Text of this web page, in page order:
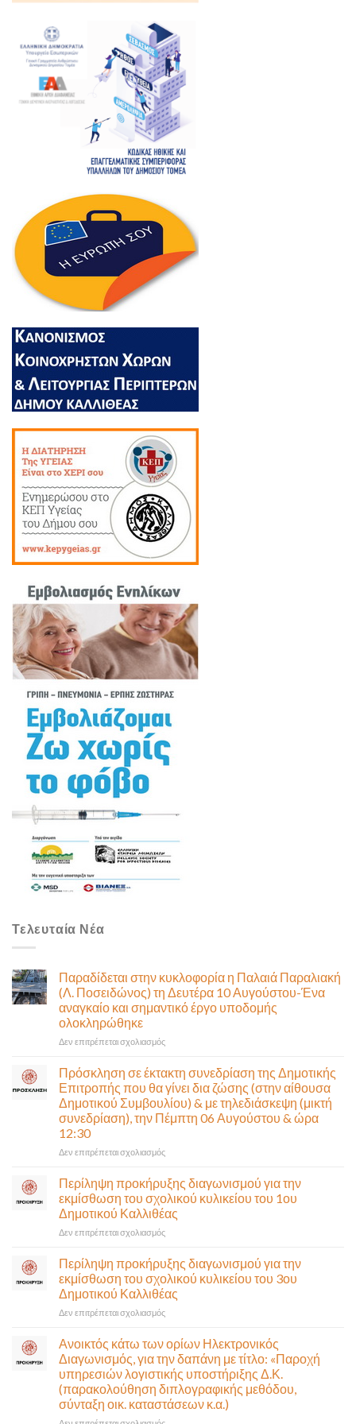
Τελευταία Νέα
Παραδίδεται στην κυκλοφορία η Παλαιά Παραλιακή
(Λ. Ποσειδώνος) τη Δευτέρα 10 Αυγούστου-Ένα
αναγκαίο και σημαντικό έργο υποδομής
ολοκληρώθηκε
Δεν επιτρέπεται σχολιασμόςστο
κυκλοφορία
η
Παλαιά
Παραλιακή
Ποσειδώνος)
10
Αυγούστου-
Ένα
αναγκαίο
σημαντικό
έργο
υποδομής
ολοκληρώθηκε
Πρόσκληση σε έκτακτη συνεδρίαση της Δημοτικής
Επιτροπής που θα γίνει δια ζώσης (στην αίθουσα
Δημοτικού Συμβουλίου) & με τηλεδιάσκεψη (μικτή
συνεδρίαση), την Πέμπτη 06 Αυγούστου & ώρα
12:30
Δεν επιτρέπεται σχολιασμόςστο
σε
έκτακτη
συνεδρίαση
της
Δημοτικής
που
θα
γίνει
δια
ζώσης
αίθουσα
Δημοτικού
Συμβουλίου)
&
με
τηλεδιάσκεψη
(μικτή
Περίληψη προκήρυξης διαγωνισμού για την
εκμίσθωση του σχολικού κυλικείου του 1ου
Δημοτικού Καλλιθέας
Δεν επιτρέπεται σχολιασμόςστο
προκήρυξης
διαγωνισμού
για
την
εκμίσθωση
σχολικού
κυλικείου
του
1ου
Δημοτικού
Καλλιθέας
Περίληψη προκήρυξης διαγωνισμού για την
εκμίσθωση του σχολικού κυλικείου του 3ου
Δημοτικού Καλλιθέας
Δεν επιτρέπεται σχολιασμόςστο
προκήρυξης
διαγωνισμού
για
την
εκμίσθωση
του
σχολικού
Ανοικτός κάτω των ορίων Ηλεκτρονικός
Διαγωνισμός, για την δαπάνη με τίτλο: «Παροχή
υπηρεσιών λογιστικής υποστήριξης Δ.Κ.
(παρακολούθηση διπλογραφικής μεθόδου,
σύνταξη οικ. καταστάσεων κ.α.)